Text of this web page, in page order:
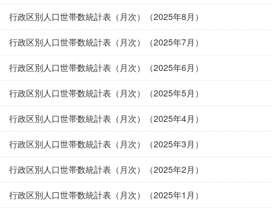
行政区別人口世帯数統計表（月次）（2025年8月）
行政区別人口世帯数統計表（月次）（2025年7月）
行政区別人口世帯数統計表（月次）（2025年6月）
行政区別人口世帯数統計表（月次）（2025年5月）
行政区別人口世帯数統計表（月次）（2025年4月）
行政区別人口世帯数統計表（月次）（2025年3月）
行政区別人口世帯数統計表（月次）（2025年2月）
行政区別人口世帯数統計表（月次）（2025年1月）